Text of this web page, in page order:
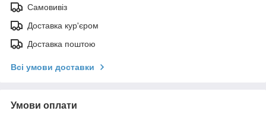
Самовивіз
Доставка кур'єром
Доставка поштою
Всі умови доставки
Умови оплати